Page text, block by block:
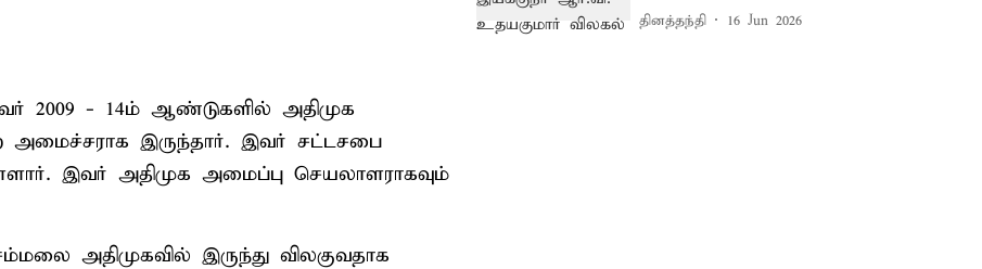
2009 - 14ம் ஆண்டுகளில் அதிமுக
அமைச்சராக இருந்தார். இவர் சட்டசபை
இவர் அதிமுக அமைப்பு செயலாளராகவும்
அதிமுகவில் இருந்து விலகுவதாக
தினத்தந்தி 16 Jun 2026